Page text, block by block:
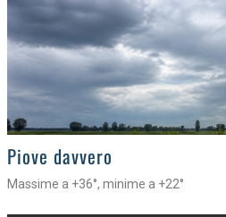
>
Piove davvero
Massime a +36°, minime a +22°